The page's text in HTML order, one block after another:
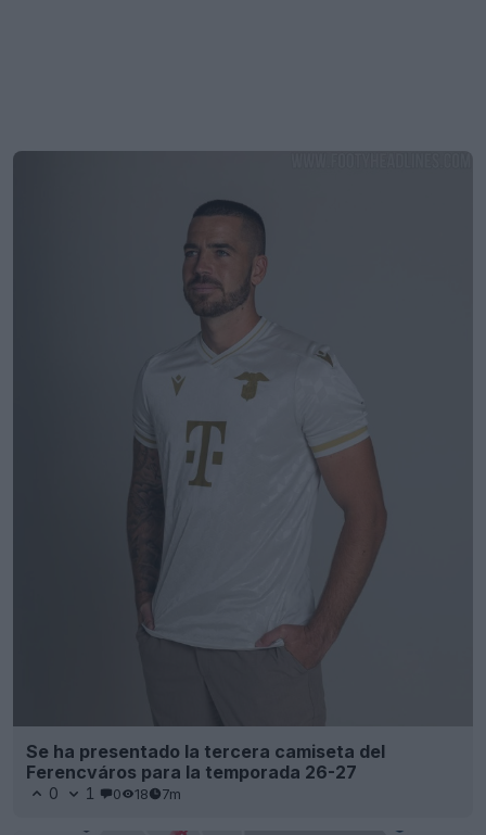
Se ha presentado la tercera camiseta del
Ferencváros para la temporada 26-27
0 1 0 18 7m